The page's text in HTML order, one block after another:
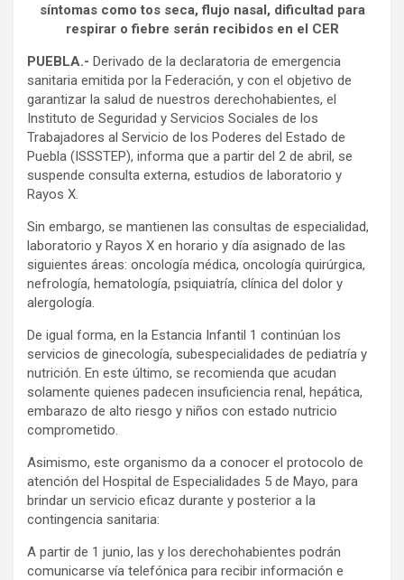
síntomas como tos seca, flujo nasal, dificultad para
respirar o fiebre serán recibidos en el CER
PUEBLA.- Derivado de la declaratoria de emergencia
sanitaria emitida por la Federación, y con el objetivo de
garantizar la salud de nuestros derechohabientes, el
Instituto de Seguridad y Servicios Sociales de los
Trabajadores al Servicio de los Poderes del Estado de
Puebla (ISSSTEP), informa que a partir del 2 de abril, se
suspende consulta externa, estudios de laboratorio y
Rayos X.
Sin embargo, se mantienen las consultas de especialidad,
laboratorio y Rayos X en horario y día asignado de las
siguientes áreas: oncología médica, oncología quirúrgica,
nefrología, hematología, psiquiatría, clínica del dolor y
alergología.
De igual forma, en la Estancia Infantil 1 continúan los
servicios de ginecología, subespecialidades de pediatría y
nutrición. En este último, se recomienda que acudan
solamente quienes padecen insuficiencia renal, hepática,
embarazo de alto riesgo y niños con estado nutricio
comprometido.
Asimismo, este organismo da a conocer el protocolo de
atención del Hospital de Especialidades 5 de Mayo, para
brindar un servicio eficaz durante y posterior a la
contingencia sanitaria:
A partir de 1 junio, las y los derechohabientes podrán
comunicarse vía telefónica para recibir información e